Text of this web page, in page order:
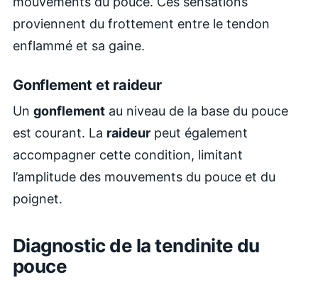
proviennent du frottement entre le tendon
enflammé et sa gaine.
Gonflement et raideur
Un gonflement au niveau de la base du pouce
est courant. La raideur peut également
accompagner cette condition, limitant
l’amplitude des mouvements du pouce et du
poignet.
Diagnostic de la tendinite du
pouce